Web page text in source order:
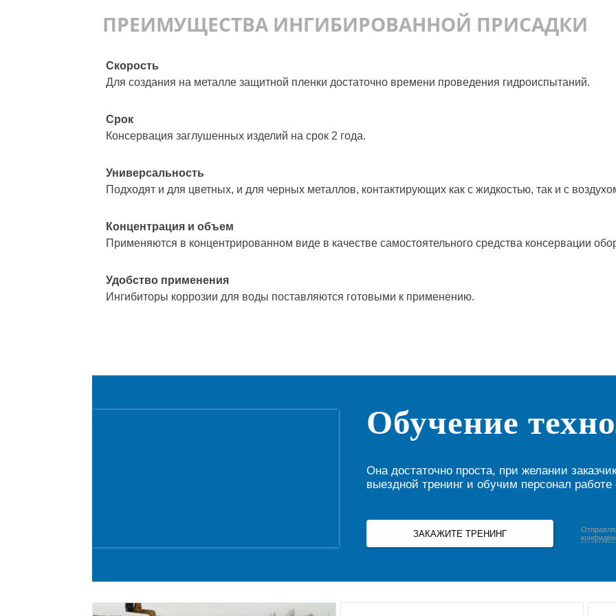
ПРЕИМУЩЕСТВА ИНГИБИРОВАННОЙ ПРИСАДКИ
Скорость
Для создания на металле защитной пленки достаточно времени проведения гидроиспытаний.
Срок
Консервация заглушенных изделий на срок 2 года.
Универсальность
Подходят и для цветных, и для черных металлов, контактирующих как с жидкостью, так и с
Концентрация и объем
Применяются в концентрированном виде в качестве самостоятельного средства консервации
Удобство применения
Ингибиторы коррозии для воды поставляются готовыми к применению.
Обучение
Она достаточно проста, при желании
выездной тренинг и обучим персонал
ЗАКАЖИТЕ ТРЕНИНГ